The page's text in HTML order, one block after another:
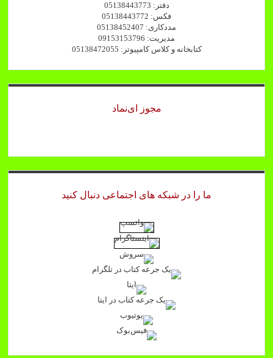
دفتر: 05138443773
فکس: 05138443772
مددکاری: 05138452407
مدیریت: 09153153796
کتابخانه و کلاس کامپیوتر: 05138472055
مجوز ای‌نماد
ما را در شبکه های اجتماعی دنبال کنید